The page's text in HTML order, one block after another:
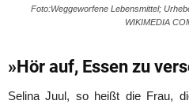
Foto:Weggeworfene Lebensmittel;
WIKIMEDIA
»Hör auf, Essen zu
Selina Juul, so heißt die Frau,